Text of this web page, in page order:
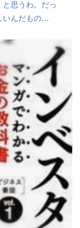
と思うわ。だっ
いんだもの…